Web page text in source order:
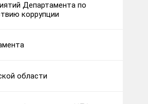
Департамента по
коррупции
области